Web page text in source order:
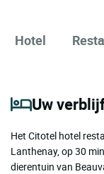
Hotel
Uw
Het Citotel hotel
Lanthenay, op 30
dierentuin van